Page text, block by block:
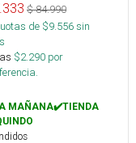
$84.990
de $9.556sin
$2.290 por
MAÑANA✔️TIENDA